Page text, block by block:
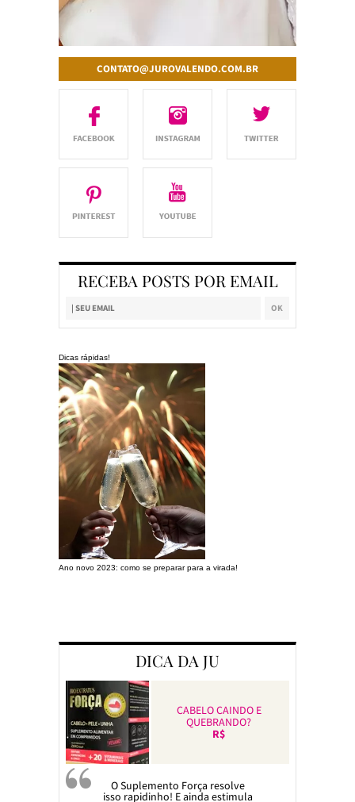
CONTATO@JUROVALENDO.COM.BR
RECEBA POSTS POR EMAIL
Dicas rápidas!
Ano novo 2023: como se preparar para a virada!
DICA DA JU
CABELO CAINDO E
QUEBRANDO?
R$
O Suplemento Força resolve
isso rapidinho! E ainda estimula